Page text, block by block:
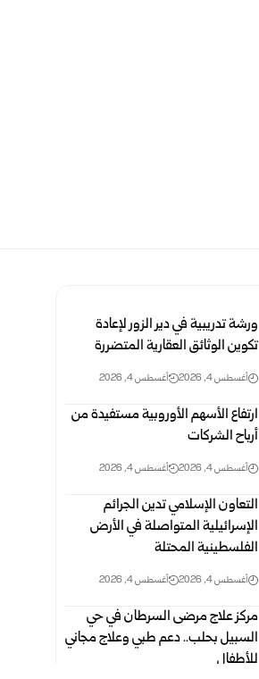
ورشة تدريبية في دير الزور لإعادة
تكوين الوثائق العقارية المتضررة
أغسطس 4, 2026 أغسطس 4, 2026
ارتفاع الأسهم الأوروبية مستفيدة من
أرباح الشركات
أغسطس 4, 2026 أغسطس 4, 2026
التعاون الإسلامي تدين الجرائم
الإسرائيلية المتواصلة في الأرض
الفلسطينية ‏المحتلة ‏
أغسطس 4, 2026 أغسطس 4, 2026
مركز علاج مرضى السرطان في حي
السبيل بحلب.. دعم طبي وعلاج مجاني
للأطفال